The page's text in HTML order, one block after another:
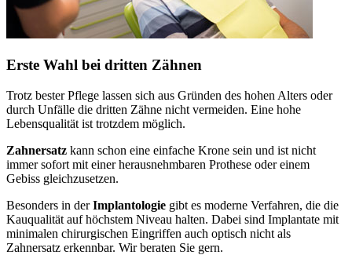
Erste Wahl bei dritten Zähnen
Trotz bester Pflege lassen sich aus Gründen des hohen Alters oder
durch Unfälle die dritten Zähne nicht vermeiden. Eine hohe
Lebensqualität ist trotzdem möglich.
Zahnersatz kann schon eine einfache Krone sein und ist nicht
immer sofort mit einer herausnehmbaren Prothese oder einem
Gebiss gleichzusetzen.
Besonders in derImplantologie gibt es moderne Verfahren, die die
Kauqualität auf höchstem Niveau halten. Dabei sind Implantate mit
minimalen chirurgischen Eingriffen auch optisch nicht als
Zahnersatz erkennbar. Wir beraten Sie gern.